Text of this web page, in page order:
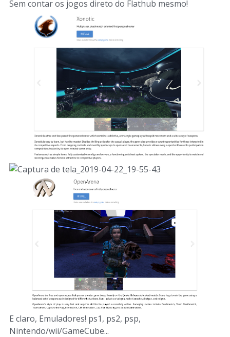
Sem contar os jogos direto do Flathub mesmo!
E claro, Emuladores! ps1, ps2, psp,
Nintendo/wii/GameCube...